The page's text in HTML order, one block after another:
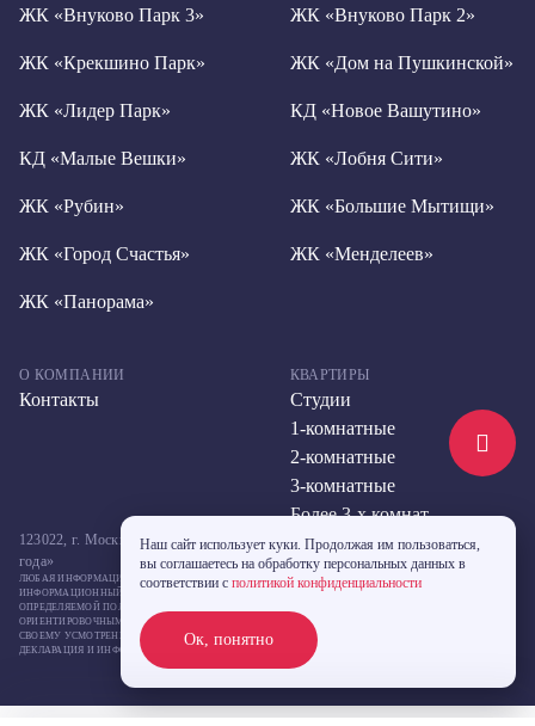
ЖК «Внуково Парк 3» ЖК «Внуково Парк 2»
ЖК «Крекшино Парк» ЖК «Дом на Пушкинской»
ЖК «Лидер Парк» КД «Новое Вашутино»
КД «Малые Вешки» ЖК «Лобня Сити»
ЖК «Рубин» ЖК «Большие Мытищи»
ЖК «Город Счастья» ЖК «Менделеев»
ЖК «Панорама»
О КОМПАНИИ
Контакты
КВАРТИРЫ
Студии
1-комнатные
2-комнатные
3-комнатные
Более 3-х комнат
123022, г. Москва, ул. Большая Декабрьская, д. 10, стр. 2,метро «Улица 1905
года»
ЛЮБАЯ ИНФОРМАЦИЯ, ПРЕДСТАВЛЕННАЯ НА ДАННОМ САЙТЕ, НОСИТ ИСКЛЮЧИТЕЛЬНО
ИНФОРМАЦИОННЫЙ ХАРАКТЕР И НИ ПРИ КАКИХ УСЛОВИЯХ НЕ ЯВЛЯЕТСЯ ПУБЛИЧНОЙ ОФЕРТОЙ,
ОПРЕДЕЛЯЕМОЙ ПОЛОЖЕНИЯМИ СТАТЬИ 437 ГК РФ. УКАЗАННЫЕ НА САЙТЕ ЦЕНЫ ЯВЛЯЮТСЯ
ОРИЕНТИРОВОЧНЫМИ, ЗАСТРОЙЩИК МОЖЕТ ИЗМЕНИТЬ УКАЗАННЫЕ ЦЕНЫ В ЛЮБОЙ МОМЕНТ ПО
СВОЕМУ УСМОТРЕНИЮ БЕЗ КАКОГО-ЛИБО ПРЕДВАРИТЕЛЬНОГО УВЕДОМЛЕНИЯ. ПРОЕКТНАЯ
ДЕКЛАРАЦИЯ И ИНФОРМАЦИЯ О ПРОЕКТАХ СТРОИТЕЛЬСТВА РАЗМЕЩЕНА НА САЙТЕ
Наш сайт использует куки. Продолжая им пользоваться,
вы соглашаетесь на обработку персональных данных в
соответствии с политикой конфиденциальности
Ок, понятно